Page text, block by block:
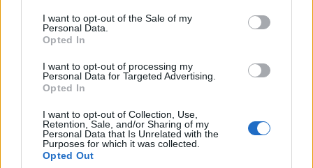
I want to opt-out of the Sale of my
Personal Data.
Opted In
I want to opt-out of processing my
Personal Data for Targeted Advertising.
Opted In
I want to opt-out of Collection, Use,
Retention, Sale, and/or Sharing of my
Personal Data that Is Unrelated with the
Purposes for which it was collected.
Opted Out
Allarme Pink, la droga sintetica
che ha fatto strage in Usa
sbarca in Italia: prima vittima.
22/10/2017
Napoli, albero precipita su
un'auto: morta una donna